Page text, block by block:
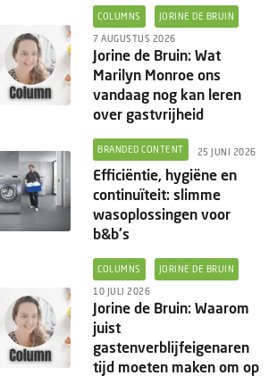
COLUMNS JORINE DE BRUIN
7 AUGUSTUS 2026
Jorine de Bruin: Wat
Marilyn Monroe ons
vandaag nog kan leren
over gastvrijheid
BRANDED CONTENT 25 JUNI 2026
Efficiëntie, hygiëne en
continuïteit: slimme
wasoplossingen voor
b&b's
COLUMNS JORINE DE BRUIN
10 JULI 2026
Jorine de Bruin: Waarom
juist
gastenverblijfeigenaren
tijd moeten maken om op